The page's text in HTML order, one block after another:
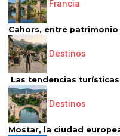
Francia
Cahors, entre
Destinos
Las tendencias
Destinos
Mostar, la ciudad